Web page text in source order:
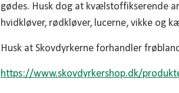
gødes. Husk dog at kvælstoffikserende
hvidkløver, rødkløver, lucerne, vikke og
Husk at Skovdyrkerne forhandler
https://www.skovdyrkershop.dk/